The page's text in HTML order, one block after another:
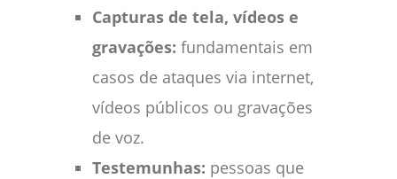
Capturas de tela, vídeos e
gravações: fundamentais em
casos de ataques via internet,
vídeos públicos ou gravações
de voz.
Testemunhas: pessoas que